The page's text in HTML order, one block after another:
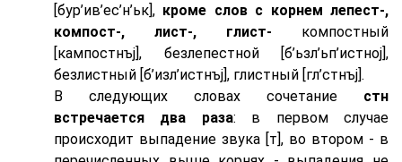
[бур’ив’ес’н’ьк], кроме слов с корнем лепест-,
компост-, лист-, глист- компостный
[кампостнъj], безлепестной [б’ьзл’ьп’истноj],
безлистный [б’изл’истнъj], глистный [гл’стнъj].
В следующих словах сочетание стн
встречается два раза: в первом случае
происходит выпадение звука [т], во втором - в